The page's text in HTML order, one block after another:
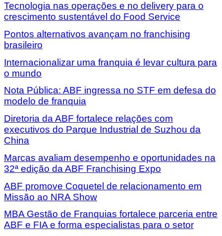
Tecnologia nas operações e no delivery para o
crescimento sustentável do Food Service
Pontos alternativos avançam no franchising
brasileiro
Internacionalizar uma franquia é levar cultura para
o mundo
Nota Pública: ABF ingressa no STF em defesa do
modelo de franquia
Diretoria da ABF fortalece relações com
executivos do Parque Industrial de Suzhou da
China
Marcas avaliam desempenho e oportunidades na
32ª edição da ABF Franchising Expo
ABF promove Coquetel de relacionamento em
Missão ao NRA Show
MBA Gestão de Franquias fortalece parceria entre
ABF e FIA e forma especialistas para o setor